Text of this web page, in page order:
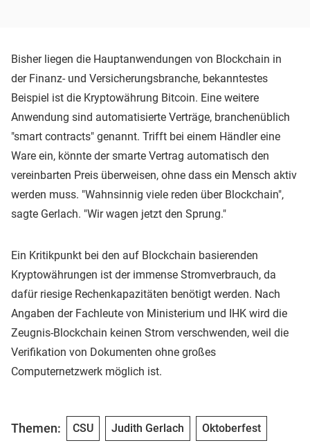
Bisher liegen die Hauptanwendungen von Blockchain in
der Finanz- und Versicherungsbranche, bekanntestes
Beispiel ist die Kryptowährung Bitcoin. Eine weitere
Anwendung sind automatisierte Verträge, branchenüblich
"smart contracts" genannt. Trifft bei einem Händler eine
Ware ein, könnte der smarte Vertrag automatisch den
vereinbarten Preis überweisen, ohne dass ein Mensch aktiv
werden muss. "Wahnsinnig viele reden über Blockchain",
sagte Gerlach. "Wir wagen jetzt den Sprung."
Ein Kritikpunkt bei den auf Blockchain basierenden
Kryptowährungen ist der immense Stromverbrauch, da
dafür riesige Rechenkapazitäten benötigt werden. Nach
Angaben der Fachleute von Ministerium und IHK wird die
Zeugnis-Blockchain keinen Strom verschwenden, weil die
Verifikation von Dokumenten ohne großes
Computernetzwerk möglich ist.
Themen: CSU Judith Gerlach Oktoberfest